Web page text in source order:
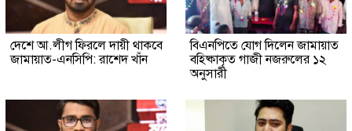
দেশে আ.লীগ ফিরলে দায়ী থাকবে
জামায়াত-এনসিপি: রাশেদ খাঁন
বিএনপিতে যোগ দিলেন জামায়াত
বহিষ্কাকৃত গাজী নজরুলের ১২
অনুসারী